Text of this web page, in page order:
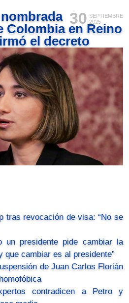
30 SEPTIEMBRE
2025
Colombia en Reino
el decreto
tras revocación de visa: “No se
un presidente pide cambiar la
que cambiar es al presidente”
de Juan Carlos Florián
contradicen a Petro y